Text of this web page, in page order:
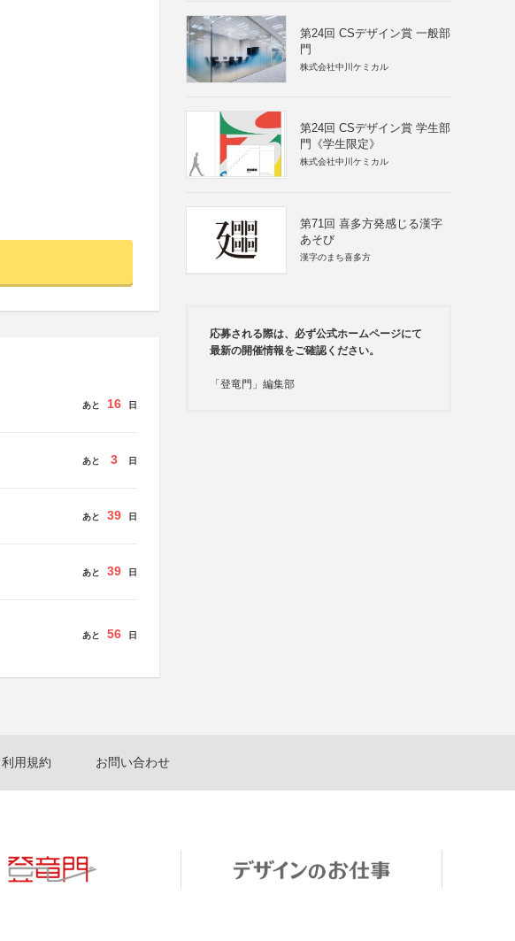
あと 16 日
あと 3 日
あと 39 日
あと 39 日
あと 56 日
第24回 CSデザイン賞 一般部
門
株式会社中川ケミカル
第24回 CSデザイン賞 学生部
門《学生限定》
株式会社中川ケミカル
第71回 喜多方発感じる漢字
あそび
漢字のまち喜多方
応募される際は、必ず公式ホームページにて
最新の開催情報をご確認ください。
「登竜門」編集部
利用規約 お問い合わせ